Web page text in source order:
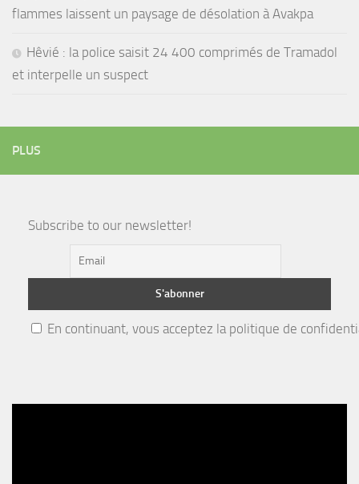
flammes laissent un paysage de désolation à Avakpa
Hêvié : la police saisit 24 400 comprimés de Tramadol
et interpelle un suspect
PLUS
Subscribe to our newsletter!
En continuant, vous acceptez la politique de